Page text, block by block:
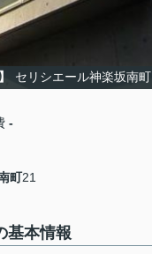
セリシエール神楽坂南町
-
町21
基本情報